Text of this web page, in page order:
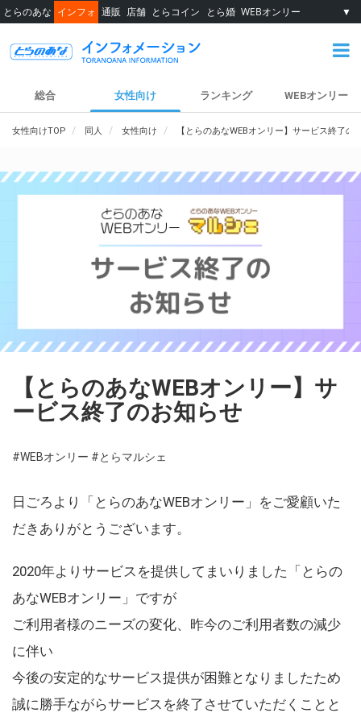
とらのあな インフォ 通販 店舗 とらコイン とら婚 WEBオンリー ▼
総合 女性向け ランキング WEBオンリー
女性向けTOP 同人 女性向け 【とらのあなWEBオンリー】サービス終了の
【とらのあなWEBオンリー】サ
ービス終了のお知らせ
#WEBオンリー #とらマルシェ
日ごろより「とらのあなWEBオンリー」をご愛顧いた
だきありがとうございます。
2020年よりサービスを提供してまいりました「とらの
あなWEBオンリー」ですが
ご利用者様のニーズの変化、昨今のご利用者数の減少
に伴い
今後の安定的なサービス提供が困難となりましたため
誠に勝手ながらサービスを終了させていただくことと